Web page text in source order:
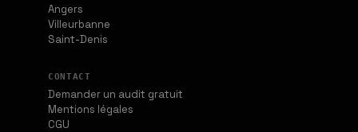
Angers
Villeurbanne
Saint-Denis
CONTACT
Demander un audit gratuit
Mentions légales
CGU